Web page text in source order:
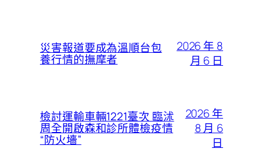
災害報道要成為溫順台包
養行情的撫摩者
2026 年 8
月 6 日
檢討運輸車輛1221臺次 臨沭
周全開啟森和診所體檢疫情
“防火墻”
2026 年
8 月 6
日